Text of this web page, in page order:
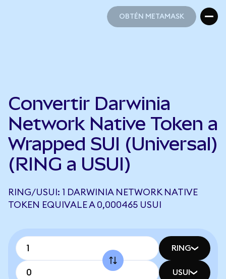
OBTÉN METAMASK
Convertir Darwinia
Network Native Token a
Wrapped SUI (Universal)
(RING a USUI)
RING/USUI: 1 DARWINIA NETWORK NATIVE
TOKEN EQUIVALE A 0,000465 USUI
RING
USUI